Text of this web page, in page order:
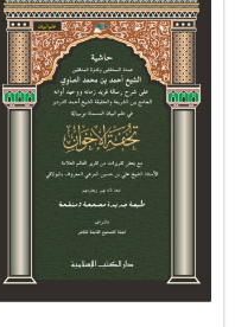
ini
memiliki
beberapa
varian.
Pilihan
ini
dapat
diambil
di
halaman
produk